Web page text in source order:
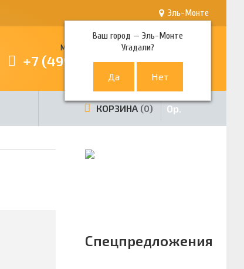
Эль-Монте
Ваш город —Эль-Монте
Угадали?
Многоканальный телефон
+7 (499) 380-80-80
КОРЗИНА 0 0р.
Спецпредложения